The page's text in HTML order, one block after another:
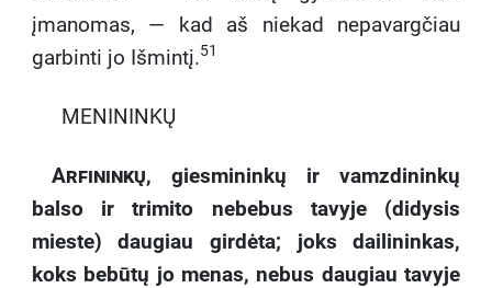
įmanomas, — kad aš niekad nepavargčiau
garbinti jo Išmintį.51
MENININKŲ
Arfininkų,giesmininkų ir vamzdininkų
balso ir trimito nebebus tavyje (didysis
mieste) daugiau girdėta; joks dailininkas,
koks bebūtų jo menas, nebus daugiau tavyje